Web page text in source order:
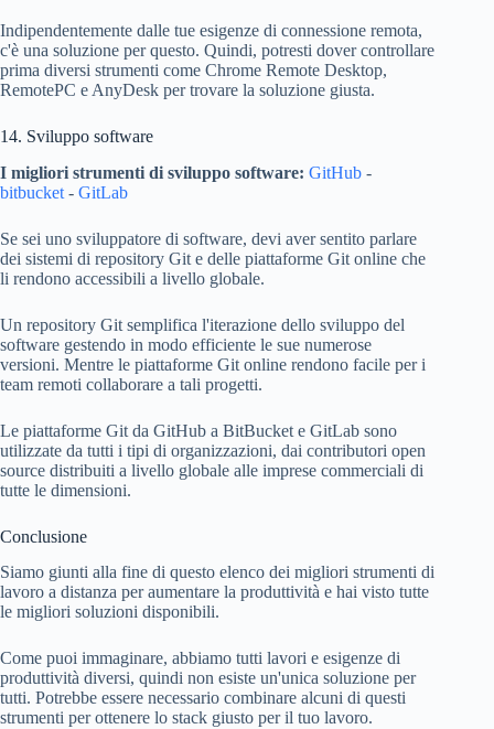
Indipendentemente dalle tue esigenze di connessione remota,
c'è una soluzione per questo. Quindi, potresti dover controllare
prima diversi strumenti come Chrome Remote Desktop,
RemotePC e AnyDesk per trovare la soluzione giusta.
14. Sviluppo software
I migliori strumenti di sviluppo software: GitHub -
bitbucket - GitLab
Se sei uno sviluppatore di software, devi aver sentito parlare
dei sistemi di repository Git e delle piattaforme Git online che
li rendono accessibili a livello globale.
Un repository Git semplifica l'iterazione dello sviluppo del
software gestendo in modo efficiente le sue numerose
versioni. Mentre le piattaforme Git online rendono facile per i
team remoti collaborare a tali progetti.
Le piattaforme Git da GitHub a BitBucket e GitLab sono
utilizzate da tutti i tipi di organizzazioni, dai contributori open
source distribuiti a livello globale alle imprese commerciali di
tutte le dimensioni.
Conclusione
Siamo giunti alla fine di questo elenco dei migliori strumenti di
lavoro a distanza per aumentare la produttività e hai visto tutte
le migliori soluzioni disponibili.
Come puoi immaginare, abbiamo tutti lavori e esigenze di
produttività diversi, quindi non esiste un'unica soluzione per
tutti. Potrebbe essere necessario combinare alcuni di questi
strumenti per ottenere lo stack giusto per il tuo lavoro.